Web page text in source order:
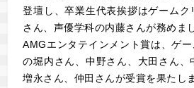
登壇し、卒業生代表挨拶はゲームク
さん、声優学科の内藤さんが務めま
AMGエンタテインメント賞は、ゲ
の堀内さん、中野さん、大田さん、
増永さん、仲田さんが受賞を果たし